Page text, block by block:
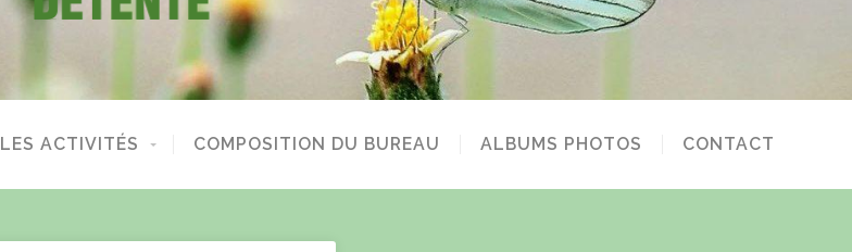
LES ACTIVITÉS COMPOSITION DU BUREAU ALBUMS PHOTOS CONTACT